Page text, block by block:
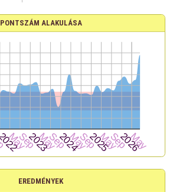
PONTSZÁM ALAKULÁSA
EREDMÉNYEK